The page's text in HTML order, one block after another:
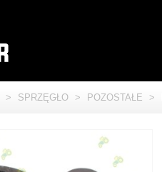
> SPRZĘGŁO > POZOSTAŁE >